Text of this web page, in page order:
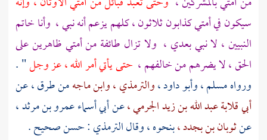
سيكون في أمتي كذابون ثلاثون ، كلهم يزعم أنه نبي ، وأنا خاتم
النبيين ، لا نبي بعدي ، ولا تزال طائفة من أمتي ظاهرين على
الحق ، لا يضرهم من خالفهم ، حتى يأتي أمر الله ، عز وجل" .
ورواهمسلم ،وأبو داود ،والترمذي ،وابن ماجهمن طرق ، عن
أبي قلابة عبد الله بن زيد الجرمي ،عنأبي أسماء عمرو بن مرثد ،
عنثوبان بن بجدد ،بنحوه ، وقالالترمذي: حسن صحيح .